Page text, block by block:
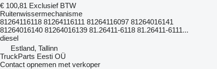
€ 100,81 Exclusief BTW
Ruitenwissermechanisme
81264116118 81264116111 81264116097 81264016141
81264016140 81264016139 81.26411-6118 81.26411-6111...
diesel
Estland, Tallinn
TruckParts Eesti OÜ
Contact opnemen met verkoper